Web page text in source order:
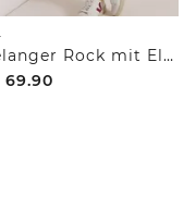
Knielanger Rock mit Elastikbund und Print
69.90